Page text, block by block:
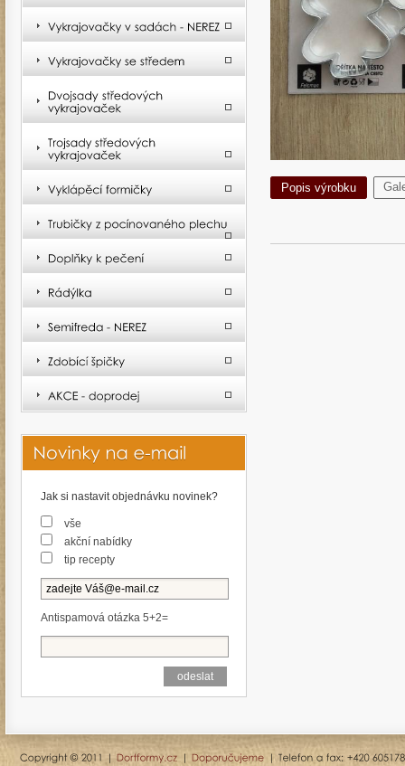
Popis výrobku
Jak si nastavit objednávku novinek?
vše
akční nabídky
tip recepty
Antispamová otázka 5+2=